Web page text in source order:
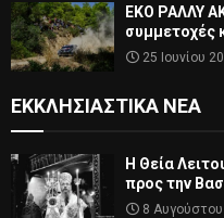
ΕΚΟ ΡΑΛΛΥ
συμμετοχές
25 Ιουνίου
ΕΚΚΛΗΣΙΑΣΤΙΚΆ ΝΈΑ
Η Θεία
προς την
8